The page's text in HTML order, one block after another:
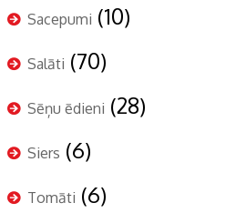
Sacepumi (10)
Salāti (70)
Sēņu ēdieni (28)
Siers (6)
Tomāti (6)